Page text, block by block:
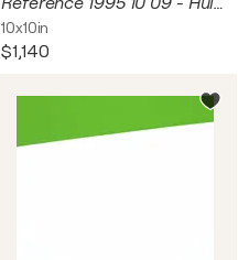
10x10in
$1,140